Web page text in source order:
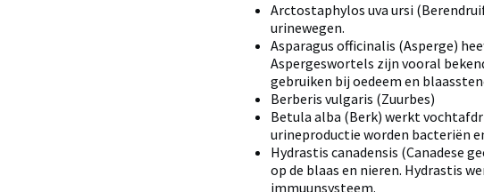
Arctostaphylos uva ursi
urinewegen.
Asparagus officinalis (Asperge)
Aspergeswortels zijn vooral
gebruiken bij oedeem en
Berberis vulgaris (Zuurbes)
Betula alba (Berk) werkt
urineproductie worden bacteriën
Hydrastis canadensis (Canadese
op de blaas en nieren. Hydrastis
immuunsysteem.